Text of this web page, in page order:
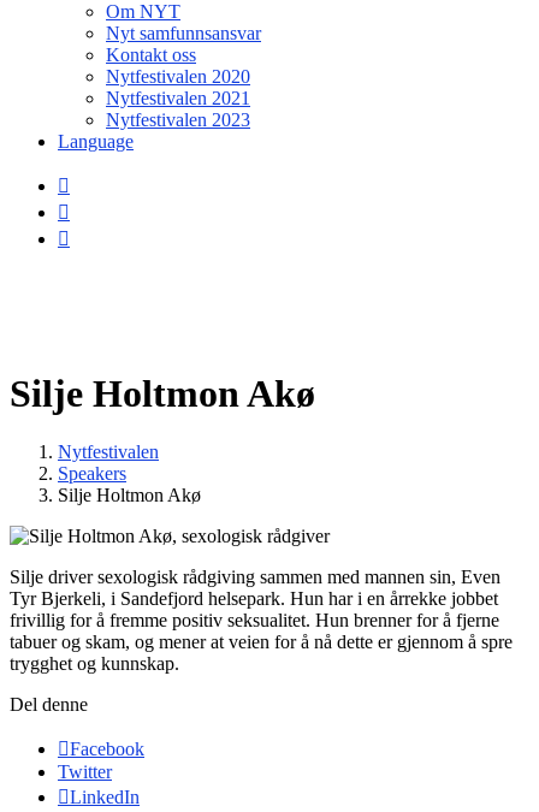
Om NYT
Nyt samfunnsansvar
Kontakt oss
Nytfestivalen 2020
Nytfestivalen 2021
Nytfestivalen 2023
Language
Silje Holtmon Akø
Nytfestivalen
Speakers
Silje Holtmon Akø
Silje driver sexologisk rådgiving sammen med mannen sin, Even
Tyr Bjerkeli, i Sandefjord helsepark. Hun har i en årrekke jobbet
frivillig for å fremme positiv seksualitet. Hun brenner for å fjerne
tabuer og skam, og mener at veien for å nå dette er gjennom å spre
trygghet og kunnskap.
Del denne
Facebook
Twitter
LinkedIn